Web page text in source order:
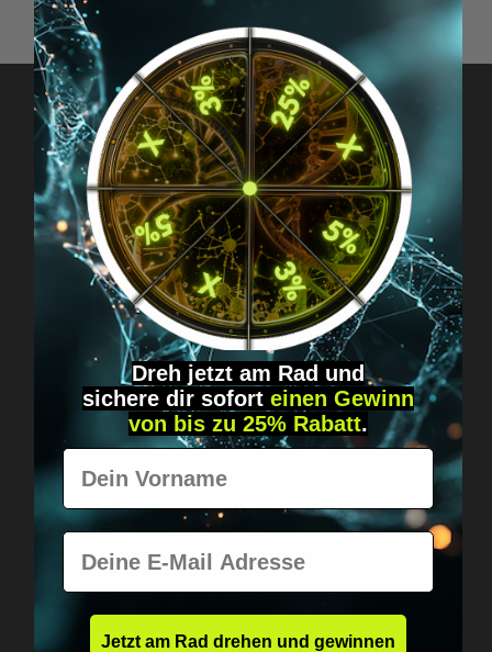
Fragen? Schreib uns!
Diskret, direkt &
persönlich.
Schnell & neutral
verpackt.
Dreh jetzt am Rad und
sichere dir sofort einen Gewinn
von bis zu 25% Rabatt.
Vorname
E-Mail
Jetzt am Rad drehen und gewinnen